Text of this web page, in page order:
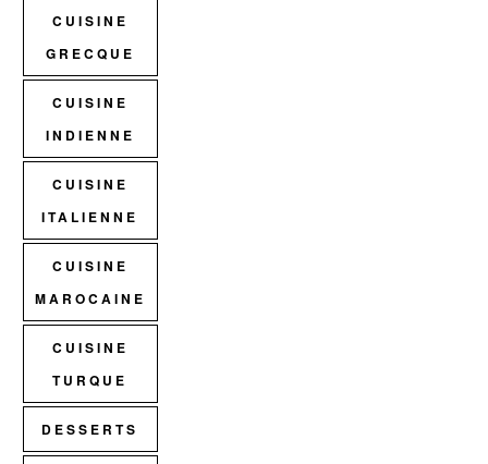
CUISINE
GRECQUE
CUISINE
INDIENNE
CUISINE
ITALIENNE
CUISINE
MAROCAINE
CUISINE
TURQUE
DESSERTS